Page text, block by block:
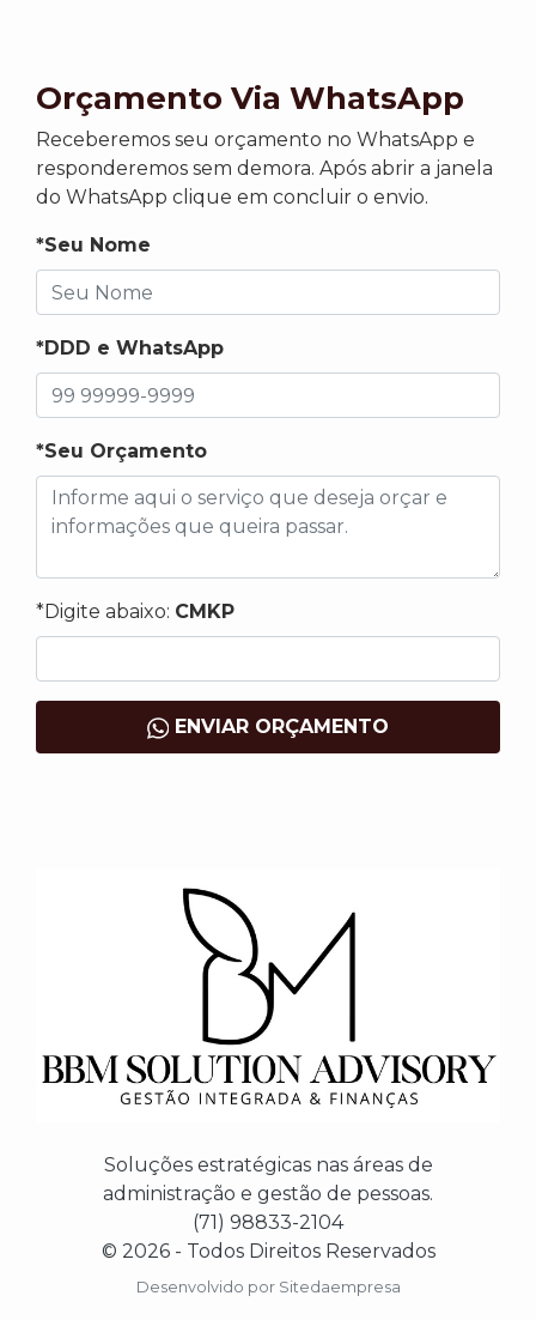
Orçamento Via WhatsApp
Receberemos seu orçamento no WhatsApp e
responderemos sem demora. Após abrir a janela
do WhatsApp clique em concluir o envio.
*Seu Nome
*DDD e WhatsApp
*Seu Orçamento
*Digite abaixo: CMKP
ENVIAR ORÇAMENTO
Soluções estratégicas nas áreas de
administração e gestão de pessoas.
(71) 98833-2104
© 2026 - Todos Direitos Reservados
Desenvolvido por Sitedaempresa